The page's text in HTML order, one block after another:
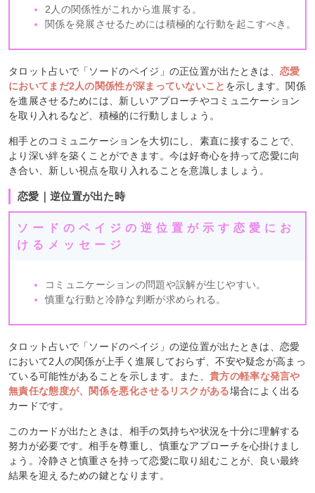
2人の関係性がこれから進展する。
関係を発展させるためには積極的な行動を起こすべき。
タロット占いで「ソードのペイジ」の正位置が出たときは、恋愛
においてまだ2人の関係性が深まっていないこと を示します。関係
を進展させるためには、新しいアプローチやコミュニケーション
を取り入れるなど、積極的に行動しましょう。
相手とのコミュニケーションを大切にし、素直に接することで、
より深い絆を築くことができます。今は好奇心を持って恋愛に向
き合い、新しい視点を取り入れることを意識しましょう。
恋愛｜逆位置が出た時
ソードのペイジの逆位置が示す恋愛にお
けるメッセージ
コミュニケーションの問題や誤解が生じやすい。
慎重な行動と冷静な判断が求められる。
タロット占いで「ソードのペイジ」の逆位置が出たときは、恋愛
において2人の関係が上手く進展しておらず、不安や疑念が高まっ
ている可能性があることを示します。また、 貴方の軽率な発言や
無責任な態度が、関係を悪化させるリスクがある場合によく出る
カードです。
このカードが出たときは、相手の気持ちや状況を十分に理解する
努力が必要です。相手を尊重し、慎重なアプローチを心掛けまし
ょう。冷静さと慎重さを持って恋愛に取り組むことが、良い最終
結果を迎えるための鍵となります。